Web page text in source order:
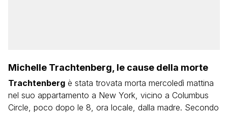
Michelle Trachtenberg, le cause della morte
Trachtenberg è stata trovata morta mercoledì mattina
nel suo appartamento a New York, vicino a Columbus
Circle, poco dopo le 8, ora locale, dalla madre. Secondo